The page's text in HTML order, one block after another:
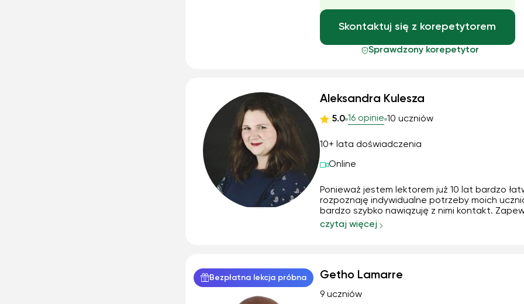
Skontaktuj się z korepetytorem
Sprawdzony korepetytor
Aleksandra Kulesza
5.0 16 opinie 10 uczniów
10+ lata doświadczenia
Online
Ponieważ jestem lektorem już 10 lat bardzo
rozpoznaję indywidualne potrzeby moich
bardzo szybko nawiązuję z nimi kontakt.
nowatorskie materiały dydaktyczne i stosuję
czytaj więcej
Bezpłatna lekcja próbna Getho Lamarre
9 uczniów